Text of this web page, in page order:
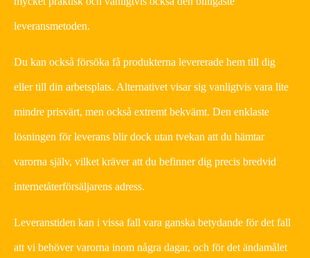
leveransmetoden.
Du kan också försöka få produkterna levererade hem till dig
eller till din arbetsplats. Alternativet visar sig vanligtvis vara lite
mindre prisvärt, men också extremt bekvämt. Den enklaste
lösningen för leverans blir dock utan tvekan att du hämtar
varorna själv, vilket kräver att du befinner dig precis bredvid
internetåterförsäljarens adress.
Leveranstiden kan i vissa fall vara ganska betydande för det fall
att vi behöver varorna inom några dagar, och för det ändamålet